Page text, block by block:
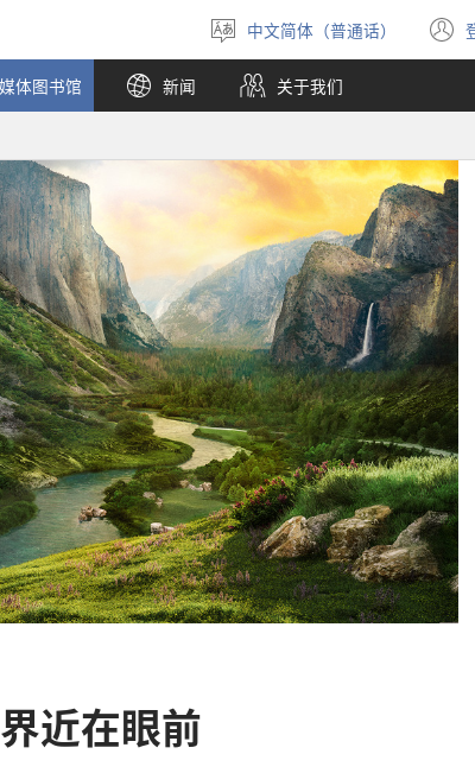
选
择
语
言
中文简体（普通话）
体图书馆 新闻 关于我们
近在眼前